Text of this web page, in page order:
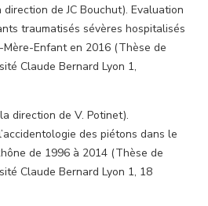
direction de JC Bouchut). Evaluation
traumatisés sévères hospitalisés
Mère-Enfant en 2016 (Thèse de
Claude Bernard Lyon 1,
direction de V. Potinet).
des piétons dans le
de 1996 à 2014 (Thèse de
Claude Bernard Lyon 1, 18